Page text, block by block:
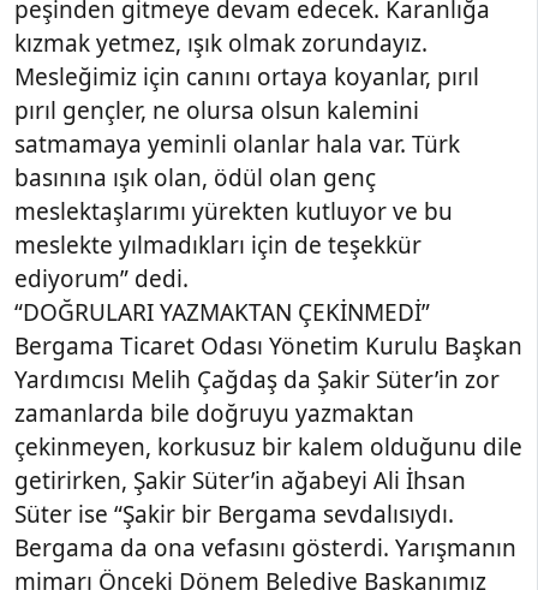
peşinden gitmeye devam edecek. Karanlığa
kızmak yetmez, ışık olmak zorundayız.
Mesleğimiz için canını ortaya koyanlar, pırıl
pırıl gençler, ne olursa olsun kalemini
satmamaya yeminli olanlar hala var. Türk
basınına ışık olan, ödül olan genç
meslektaşlarımı yürekten kutluyor ve bu
meslekte yılmadıkları için de teşekkür
ediyorum” dedi.
“DOĞRULARI YAZMAKTAN ÇEKİNMEDİ”
Bergama Ticaret Odası Yönetim Kurulu Başkan
Yardımcısı Melih Çağdaş da Şakir Süter’in zor
zamanlarda bile doğruyu yazmaktan
çekinmeyen, korkusuz bir kalem olduğunu dile
getirirken, Şakir Süter’in ağabeyi Ali İhsan
Süter ise “Şakir bir Bergama sevdalısıydı.
Bergama da ona vefasını gösterdi. Yarışmanın
mimarı Önceki Dönem Belediye Başkanımız